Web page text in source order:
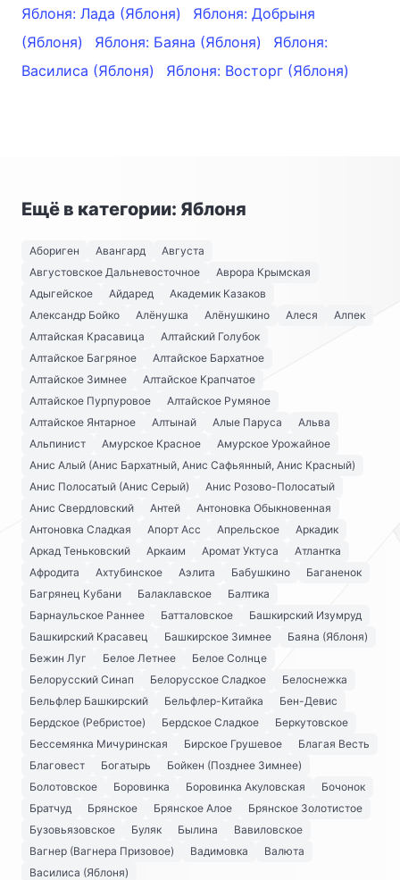
Яблоня: Лада (Яблоня)
Яблоня: Добрыня
(Яблоня)
Яблоня: Баяна (Яблоня)
Яблоня:
Василиса (Яблоня)
Яблоня: Восторг (Яблоня)
Ещё в категории: Яблоня
Абориген Авангард
Августа
Августовское Дальневосточное
Аврора Крымская
Адыгейское
Айдаред
Академик Казаков
Александр Бойко
Алёнушка Алёнушкино Алеся
Алпек
Алтайская Красавица
Алтайский Голубок
Алтайское Багряное
Алтайское Бархатное
Алтайское Зимнее
Алтайское Крапчатое
Алтайское Пурпуровое
Алтайское Румяное
Алтайское Янтарное
Алтынай Алые Паруса
Альва
Альпинист
Амурское Красное
Амурское Урожайное
Анис Алый (Анис Бархатный, Анис Сафьянный, Анис Красный)
Анис Полосатый (Анис Серый)
Анис Розово-Полосатый
Анис Свердловский
Антей
Антоновка Обыкновенная
Антоновка Сладкая
Апорт Асс Апрельское
Аркадик
Аркад Теньковский
Аркаим Аромат Уктуса
Атлантка
Афродита
Ахтубинское Аэлита Бабушкино
Баганенок
Багрянец Кубани
Балаклавское
Балтика
Барнаульское Раннее
Батталовское
Башкирский Изумруд
Башкирский Красавец
Башкирское Зимнее
Баяна (Яблоня)
Бежин Луг
Белое Летнее
Белое Солнце
Белорусский Синап
Белорусское Сладкое
Белоснежка
Бельфлер Башкирский
Бельфлер-Китайка
Бен-Девис
Бердское (Ребристое)
Бердское Сладкое
Беркутовское
Бессемянка Мичуринская
Бирское Грушевое
Благая Весть
Благовест
Богатырь
Бойкен (Позднее Зимнее)
Болотовское
Боровинка Боровинка Акуловская
Бочонок
Братчуд
Брянское Брянское Алое
Брянское Золотистое
Бузовьязовское
Буляк Былина
Вавиловское
Вагнер (Вагнера Призовое)
Вадимовка
Валюта
Василиса (Яблоня)